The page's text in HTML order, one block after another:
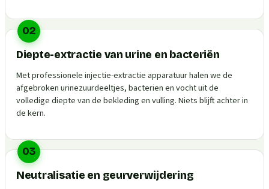
02
Diepte-extractie van urine en bacteriën
Met professionele injectie-extractie apparatuur halen we de
afgebroken urinezuurdeeltjes, bacterien en vocht uit de
volledige diepte van de bekleding en vulling. Niets blijft achter in
de kern.
03
Neutralisatie en geurverwijdering